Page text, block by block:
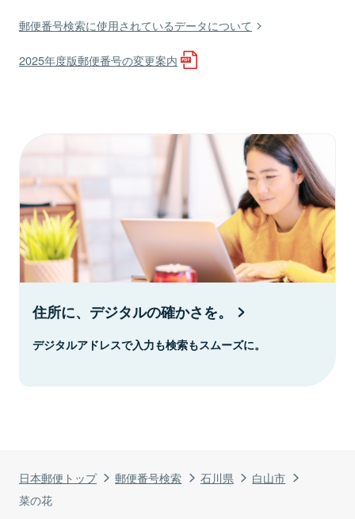
日本郵便トップ 郵便番号検索 石川県
白山市
菜の花
郵便番号検索に使用されているデータについて
2025年度版郵便番号の変更案内
住所に、デジタルの確かさを。
デジタルアドレスで入力も検索もスムーズに。